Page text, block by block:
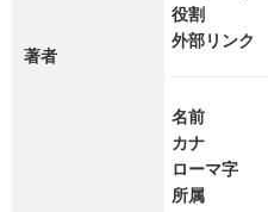
著者
役割
外部リンク
名前
カナ
ローマ字
所属